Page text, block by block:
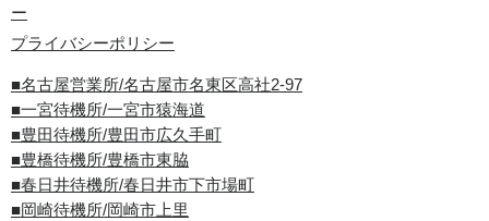
ー
プライバシーポリシー
■名古屋営業所/名古屋市名東区高社2-97
■一宮待機所/一宮市猿海道
■豊田待機所/豊田市広久手町
■豊橋待機所/豊橋市東脇
■春日井待機所/春日井市下市場町
■岡崎待機所/岡崎市上里